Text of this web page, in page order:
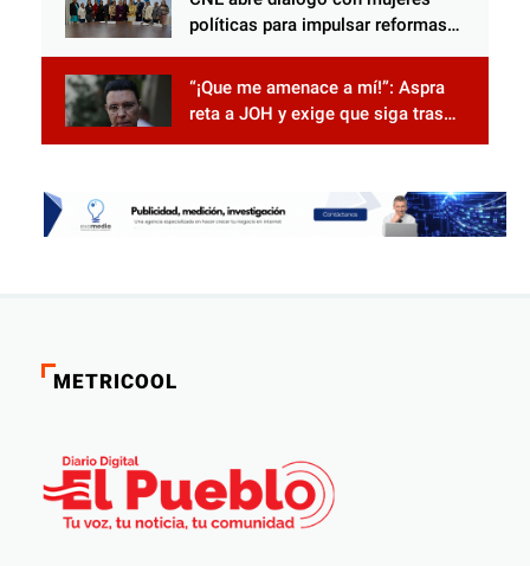
políticas para impulsar reformas
“¡Que me amenace a mí!”: Aspra
reta a JOH y exige que siga tras
las rejas
METRICOOL